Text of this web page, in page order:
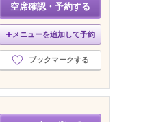
空席確認・予約する
メニューを追加して予約
ブックマークする